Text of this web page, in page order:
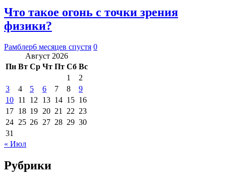
Что такое огонь с точки зрения
физики?
Рамблер6 месяцев спустя 0
Август 2026
Пн Вт Ср Чт Пт Сб Вс
1
2
3
4 5 6 7 8
9
10 11 12 13 14 15 16
17 18 19 20 21 22 23
24 25 26 27 28 29 30
31
« Июл
Рубрики